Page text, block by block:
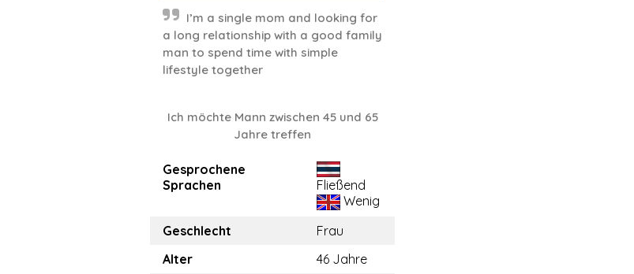
I’m a single mom and looking for
a long relationship with a good family
man to spend time with simple
lifestyle together
Ich möchte Mann zwischen 45 und 65
Jahre treffen
Gesprochene
Sprachen
Fließend
Wenig
Geschlecht
Frau
Alter
46 Jahre